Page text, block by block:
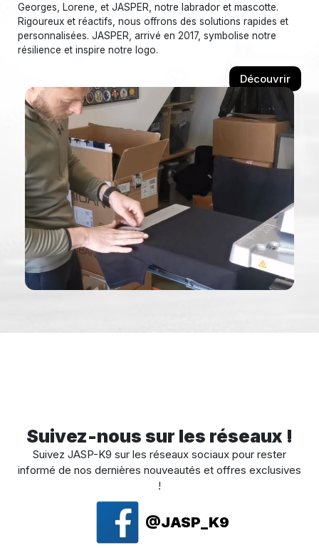
Georges, Lorene, et JASPER, notre labrador et mascotte.
Rigoureux et réactifs, nous offrons des solutions rapides et
personnalisées. JASPER, arrivé en 2017, symbolise notre
résilience et inspire notre logo.
Découvrir
Suivez-nous sur les réseaux !
Suivez JASP-K9 sur les réseaux sociaux pour rester
informé de nos dernières nouveautés et offres exclusives
!
@JASP_K9